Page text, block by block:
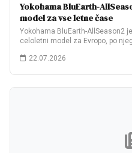
Yokohama BluEarth-
model za vse letne čase
Yokohama BluEarth-AllSeason2
celoletni model za Evropo, po
22.07.2026